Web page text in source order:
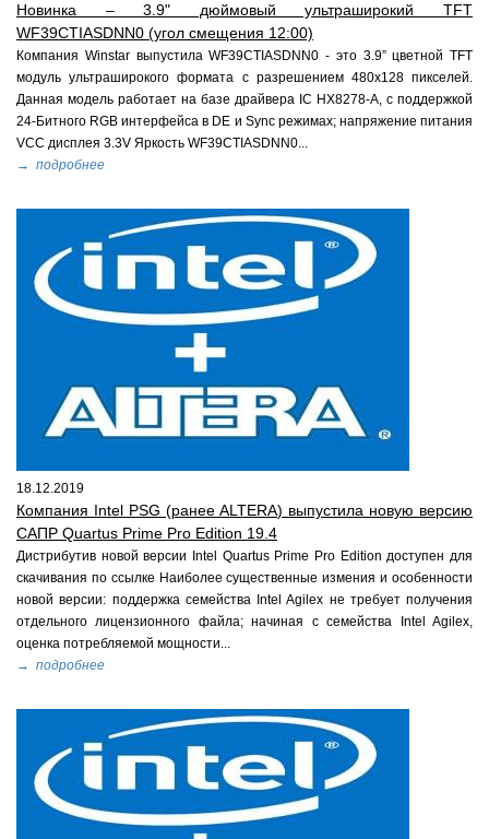
Новинка – 3.9" дюймовый ультраширокий TFT
WF39CTIASDNN0 (угол смещения 12:00)
Компания Winstar выпустила WF39CTIASDNN0 - это 3.9” цветной TFT
модуль ультраширокого формата с разрешением 480x128 пикселей.
Данная модель работает на базе драйвера IC HX8278-A, с поддержкой
24-Битного RGB интерфейса в DE и Sync режимах; напряжение питания
VCC дисплея 3.3V Яркость WF39CTIASDNN0...
→ подробнее
18.12.2019
Компания Intel PSG (ранее ALTERA) выпустила новую версию
САПР Quartus Prime Pro Edition 19.4
Дистрибутив новой версии Intel Quartus Prime Pro Edition доступен для
скачивания по ссылке Наиболее существенные измения и особенности
новой версии: поддержка семейства Intel Agilex не требует получения
отдельного лицензионного файла; начиная с семейства Intel Agilex,
оценка потребляемой мощности...
→ подробнее